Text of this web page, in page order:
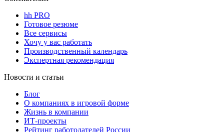
hh PRO
Готовое резюме
Все сервисы
Хочу у вас работать
Производственный календарь
Экспертная рекомендация
Новости и статьи
Блог
О компаниях в игровой форме
Жизнь в компании
ИТ-проекты
Рейтинг работодателей России